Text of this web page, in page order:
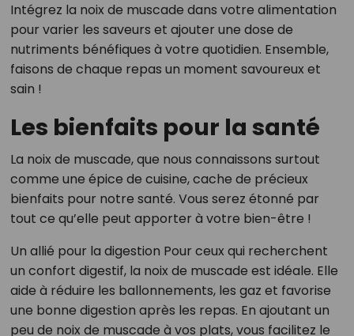
Intégrez la noix de muscade dans votre alimentation
pour varier les saveurs et ajouter une dose de
nutriments bénéfiques à votre quotidien. Ensemble,
faisons de chaque repas un moment savoureux et
sain !
Les bienfaits pour la santé
La noix de muscade, que nous connaissons surtout
comme une épice de cuisine, cache de précieux
bienfaits pour notre santé. Vous serez étonné par
tout ce qu’elle peut apporter à votre bien-être !
Un allié pour la digestion Pour ceux qui recherchent
un confort digestif, la noix de muscade est idéale. Elle
aide à réduire les ballonnements, les gaz et favorise
une bonne digestion après les repas. En ajoutant un
peu de noix de muscade à vos plats, vous facilitez le